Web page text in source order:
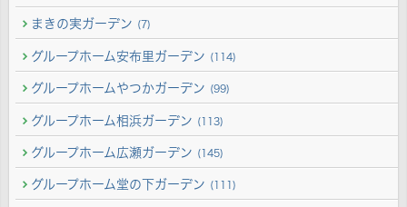
まきの実ガーデン (7)
グループホーム安布里ガーデン (114)
グループホームやつかガーデン (99)
グループホーム相浜ガーデン (113)
グループホーム広瀬ガーデン (145)
グループホーム堂の下ガーデン (111)